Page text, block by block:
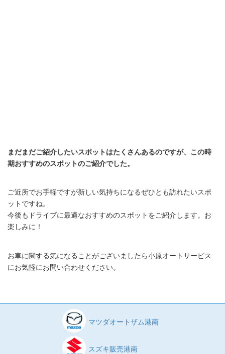
まだまだご紹介したいスポットはたくさんあるのですが、この時
期おすすめのスポットのご紹介でした。
ご近所でお手軽ですが新しい気持ちになるぜひとも訪れたいスポ
ットですね。
今後もドライブに最適なおすすめのスポットをご紹介します。お
楽しみに！
お車に関する気になることがございましたら小原オートサービス
にお気軽にお問い合わせください。
マツダオートザム港南
スズキ販売港南